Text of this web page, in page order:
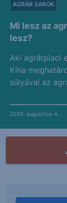
Mi lesz az
lesz?
AGRÁR SAROK
Aki agrárpiaci
Kína
súlyával az
2026. augusztus 4.